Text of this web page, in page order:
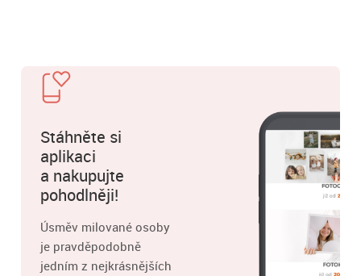
Stáhněte si
aplikaci
a nakupujte
pohodlněji!
Úsměv milované osoby
je pravděpodobně
jedním z nejkrásnějších